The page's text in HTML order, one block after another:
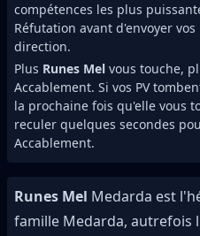
compétences les plus
Réfutation avant d'envoyer
direction.
Plus Runes Mel vous touche,
Accablement. Si vos PV
la prochaine fois qu'elle vous
reculer quelques secondes
Accablement.
Runes Mel Medarda est
famille Medarda, autrefois